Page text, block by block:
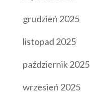
grudzień 2025
listopad 2025
październik 2025
wrzesień 2025